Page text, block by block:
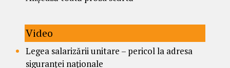
Video
Legea salarizării unitare – pericol la adresa
siguranței naționale